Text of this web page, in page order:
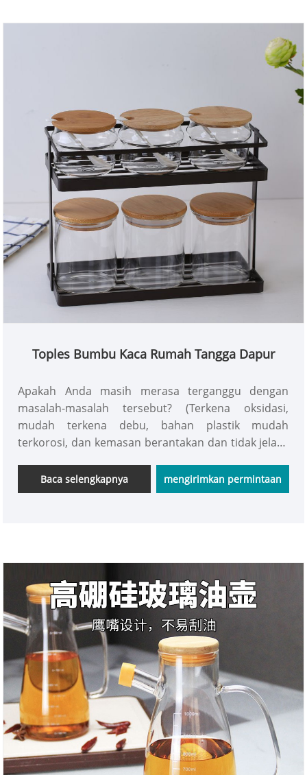
Toples Bumbu Kaca Rumah Tangga Dapur
Apakah Anda masih merasa terganggu dengan
masalah-masalah tersebut? (Terkena oksidasi,
mudah terkena debu, bahan plastik mudah
terkorosi, dan kemasan berantakan dan tidak jelas).
Dapur Produksi Sesuai Pesanan dengan Tutup
Bambu, Bahan Sehat, Kaca Bebas Timah, Kayu
selamat tinggal pada kekacauan! Kirim Permintaan
Baca selengkapnya mengirimkan permintaan